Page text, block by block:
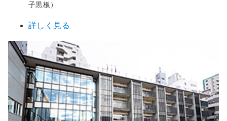
子黒板）
詳しく見る